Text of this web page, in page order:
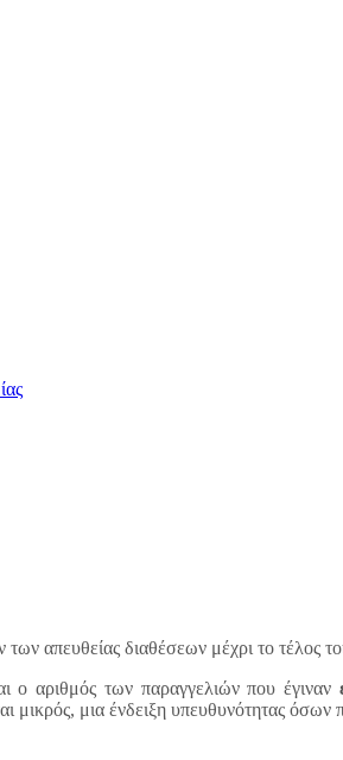
των απευθείας διαθέσεων μέχρι το τέλος
ο αριθμός των παραγγελιών που έγιναν
μικρός, μια ένδειξη υπευθυνότητας όσων